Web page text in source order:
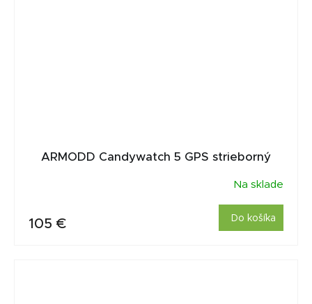
ARMODD Candywatch 5 GPS strieborný
Na sklade
105 € Do košíka